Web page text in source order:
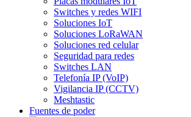
Switches y redes WIFI
Soluciones IoT
Soluciones LoRaWAN
Soluciones red celular
Seguridad para redes
Switches LAN
Telefonía IP (VoIP)
Vigilancia IP (CCTV)
Meshtastic
Fuentes de poder